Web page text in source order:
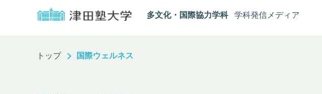
多文化・国際協力学科 学科発信メディア
トップ 国際ウェルネス